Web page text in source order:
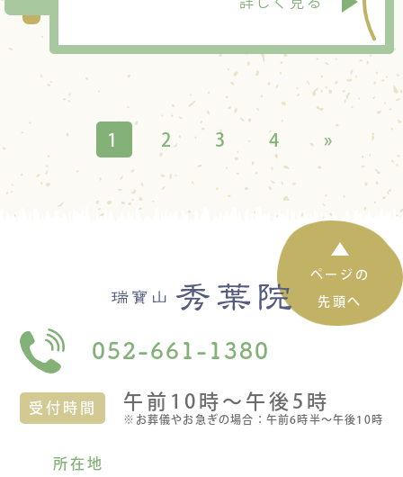
1 2 3 4 »
ページの
先頭へ
052-661-1380
受付時間 午前10時〜午後5時
※お葬儀やお急ぎの場合：午前6時半〜午後10時
所在地